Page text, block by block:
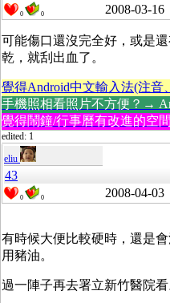
0 0 2008-03-16
可能傷口還沒完全好，或是
乾，就刮出血了。
覺得Android中文輸入法(注
手機照相看照片不方便？→
覺得鬧鐘/行事曆有改進的空
edited: 1
eliu
43
0 0 2008-04-03
有時候大便比較硬時，還是
用豬油。
過一陣子再去署立新竹醫院看